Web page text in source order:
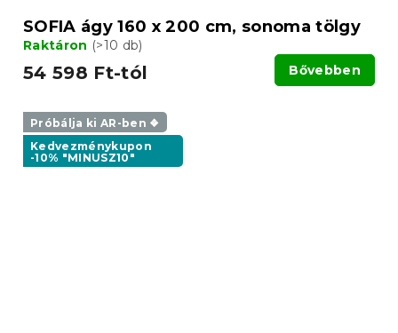
SOFIA ágy 160 x 200 cm, sonoma tölgy
Raktáron (>10 db)
54 598 Ft-tól Bővebben
Próbálja ki AR-ben ❖
Kedvezménykupon
-10% "MINUSZ10"